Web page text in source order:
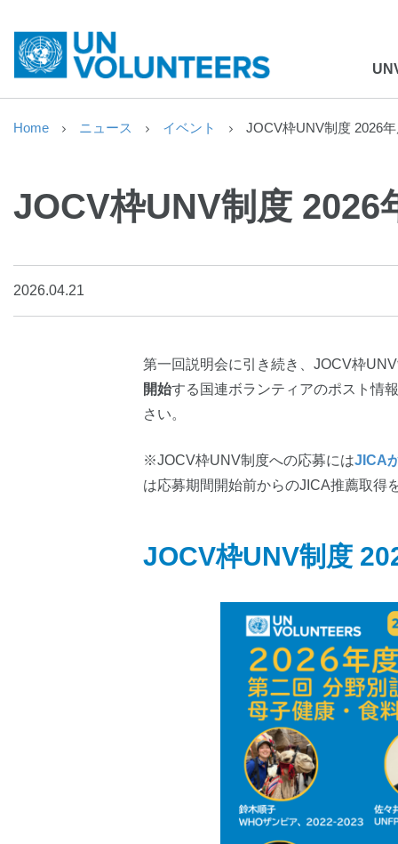
Home ニュース イベント JOCV枠UNV制度 2026
JOCV枠UNV制度 2026
2026.04.21
第一回説明会に引き続き、JOCV枠
開始する国連ボランティアのポスト情
さい。
※JOCV枠UNV制度への応募にはJICA
は応募期間開始前からのJICA推薦取得
JOCV枠UNV制度